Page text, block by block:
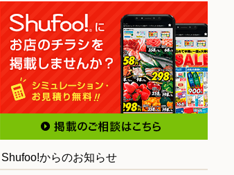
Shufoo!からのお知らせ